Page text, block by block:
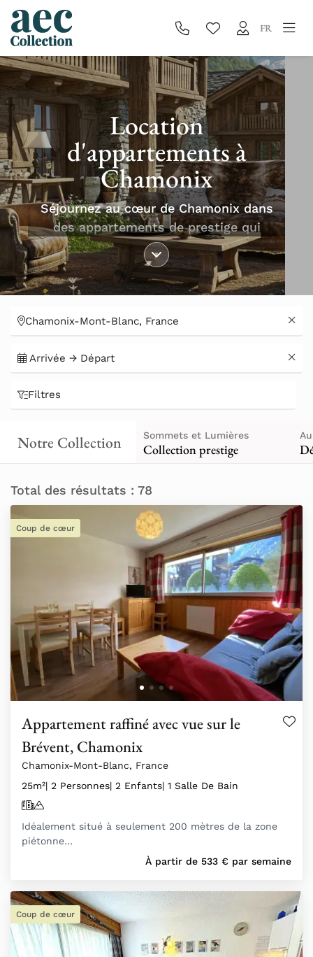
FR
Location
d'appartements à
Chamonix
Séjournez au cœur de Chamonix dans
des appartements de prestige qui
conjuguent confort raffiné et vue
imprenable sur les sommets. Laissez-
vous séduire par une expérience sur
charmes authentiques de la montagne.
Filtres
Notre Collection Sommets et Lumières
Collection prestige
Total des résultats : 78
Coup de cœur
Appartement raffiné avec vue sur le
Brévent, Chamonix
Chamonix-Mont-Blanc, France
25m²| 2 Personnes| 2 Enfants| 1 Salle De Bain
Idéalement situé à seulement 200 mètres de la zone
piétonne…
À partir de 533 € par semaine
Coup de cœur